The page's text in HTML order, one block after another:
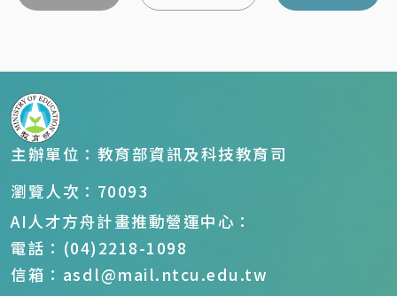
主辦單位：教育部資訊及科技教育司
瀏覽人次：70093
AI人才方舟計畫推動營運中心：
電話：(04)2218-1098
信箱：asdl@mail.ntcu.edu.tw